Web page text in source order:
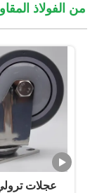
من الفولاذ